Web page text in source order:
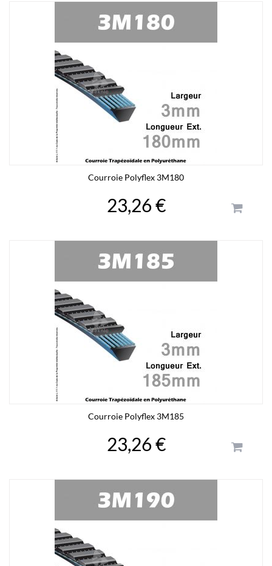
Courroie Polyflex 3M180
23,26 €
Courroie Polyflex 3M185
23,26 €